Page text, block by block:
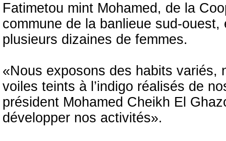
Fatimetou mint Mohamed, de la
commune de la banlieue sud-
plusieurs dizaines de femmes.
«Nous exposons des habits variés,
voiles teints à l’indigo réalisés de
président Mohamed Cheikh El
développer nos activités».